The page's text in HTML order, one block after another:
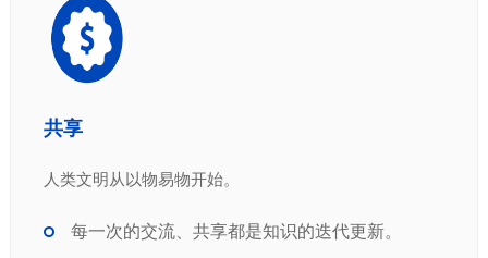
共享
人类文明从以物易物开始。
每一次的交流、共享都是知识的迭代更新。